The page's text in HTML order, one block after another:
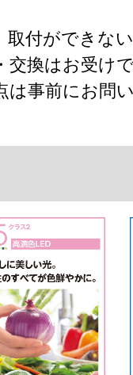
取付ができな
交換はお受け
は事前にお問